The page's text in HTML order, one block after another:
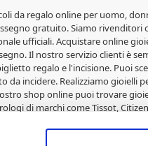
da regalo online per uomo,
gratuito. Siamo rivenditori
ufficiali. Acquistare online
Il nostro servizio clienti è
regalo e l'incisione. Puoi
incidere. Realizziamo gioielli
shop online puoi trovare
di marchi come Tissot,
Francesco, Padre Pio,